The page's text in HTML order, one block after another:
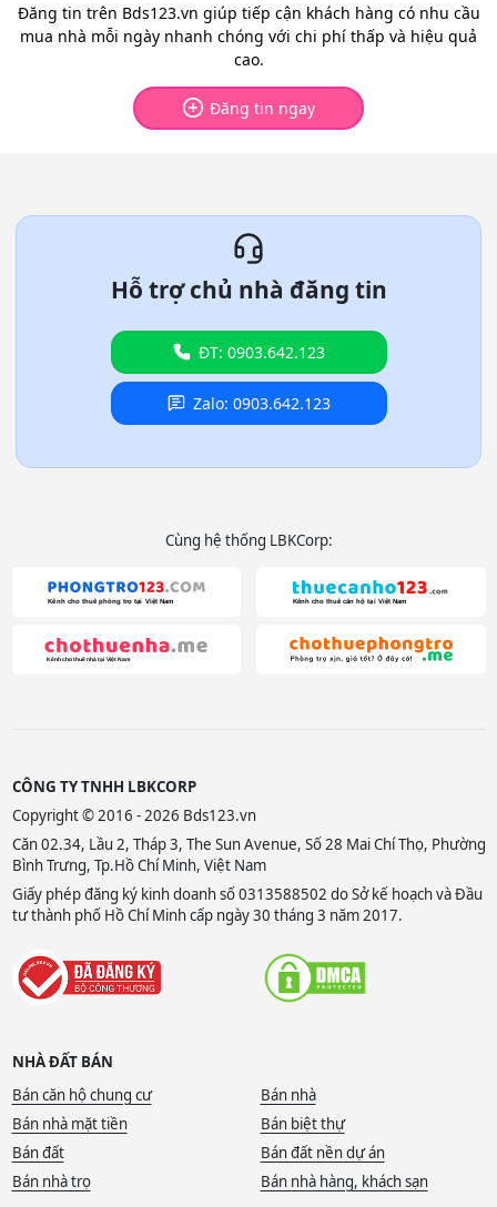
Đăng tin trên Bds123.vn giúp tiếp cận khách hàng có nhu cầu
mua nhà mỗi ngày nhanh chóng với chi phí thấp và hiệu quả
cao.
Đăng tin ngay
Hỗ trợ chủ nhà đăng tin
ĐT: 0903.642.123
Zalo: 0903.642.123
Cùng hệ thống LBKCorp:
CÔNG TY TNHH LBKCORP
Copyright © 2016 - 2026 Bds123.vn
Căn 02.34, Lầu 2, Tháp 3, The Sun Avenue, Số 28 Mai Chí Thọ, Phường
Bình Trưng, Tp.Hồ Chí Minh, Việt Nam
Giấy phép đăng ký kinh doanh số 0313588502 do Sở kế hoạch và Đầu
tư thành phố Hồ Chí Minh cấp ngày 30 tháng 3 năm 2017.
NHÀ ĐẤT BÁN
Bán căn hộ chung cư
Bán nhà
Bán nhà mặt tiền
Bán biệt thự
Bán đất
Bán đất nền dự án
Bán nhà trọ
Bán nhà hàng, khách sạn